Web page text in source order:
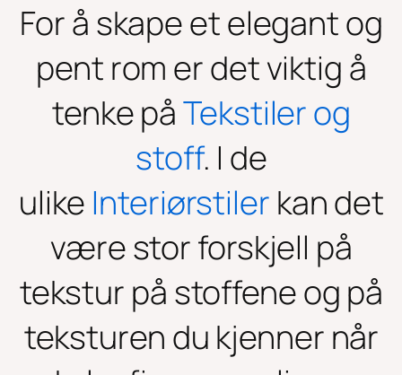
For å skape et elegant og
pent rom er det viktig å
tenke påTekstiler og
stoff. I de
ulike Interiørstiler kan det
være stor forskjell på
tekstur på stoffene og på
teksturen du kjenner når